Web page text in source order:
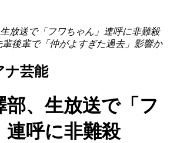
放送で「フワちゃん」連呼に非難殺
後輩で「仲がよすぎた過去」影響か
芸能
、生放送で「フ
連呼に非難殺